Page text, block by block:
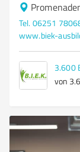
Tel. 06251
www.biek-
3.600
von